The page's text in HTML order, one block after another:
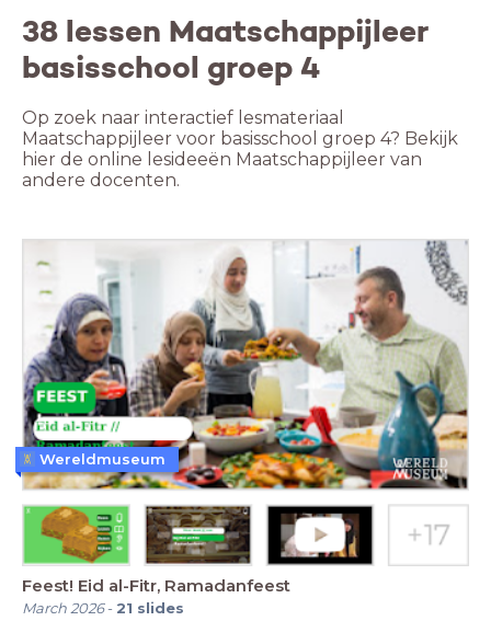
38 lessen Maatschappijleer
basisschool groep 4
Op zoek naar interactief lesmateriaal
Maatschappijleer voor basisschool groep 4? Bekijk
hier de online lesideeën Maatschappijleer van
andere docenten.
Feest! Eid al-Fitr, Ramadanfeest
March 2026- 21 slides
Wereldmuseum